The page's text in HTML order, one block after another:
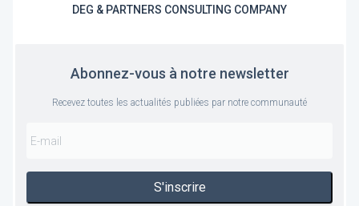
DEG & PARTNERS CONSULTING COMPANY
Abonnez-vous à notre newsletter
Recevez toutes les actualités publiées par notre communauté
S'inscrire